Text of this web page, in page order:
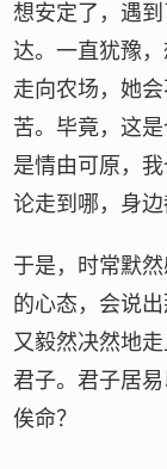
想安定了，遇
达。一直犹豫
走向农场，她
苦。毕竟，这
是情由可原，
论走到哪，身边
于是，时常默
的心态，会说出
又毅然决然地
君子。君子居
俟命？